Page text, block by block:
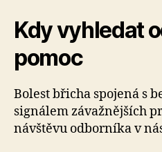
Kdy vyhledat
pomoc
Bolest břicha spojená s
signálem závažnějších
návštěvu odborníka v